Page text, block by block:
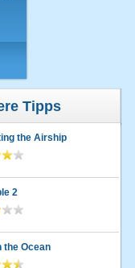
Tipps
the Airship
2
the Ocean